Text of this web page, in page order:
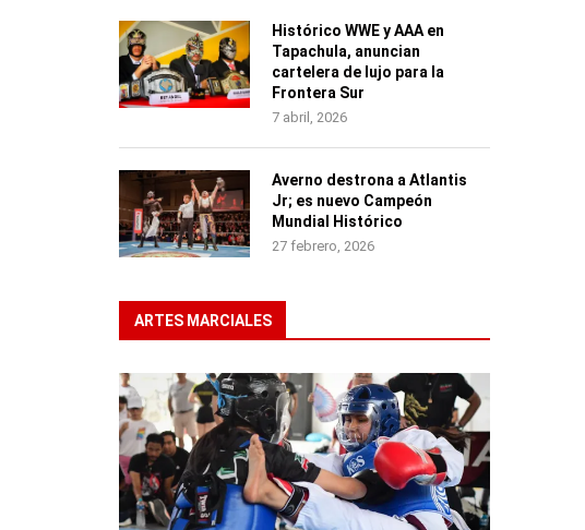
Histórico WWE y AAA en
Tapachula, anuncian
cartelera de lujo para la
Frontera Sur
7 abril, 2026
Averno destrona a Atlantis
Jr; es nuevo Campeón
Mundial Histórico
27 febrero, 2026
ARTES MARCIALES